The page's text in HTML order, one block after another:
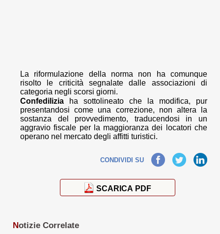
La riformulazione della norma non ha comunque
risolto le criticità segnalate dalle associazioni di
categoria negli scorsi giorni.
Confedilizia ha sottolineato che la modifica, pur
presentandosi come una correzione, non altera la
sostanza del provvedimento, traducendosi in un
aggravio fiscale per la maggioranza dei locatori che
operano nel mercato degli affitti turistici.
CONDIVIDI SUFacebook TwitterLinkedIn
SCARICA PDF
Notizie Correlate